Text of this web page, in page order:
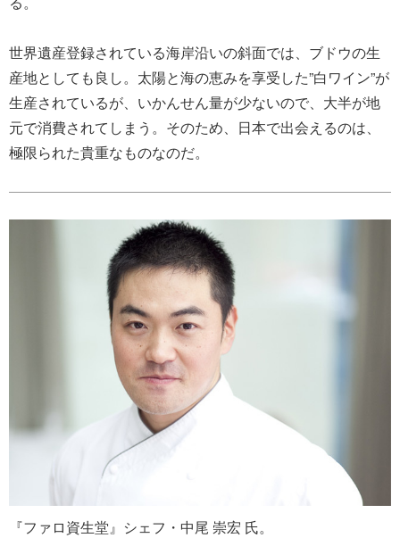
世界遺産登録されている海岸沿いの斜面では、ブドウの生
産地としても良し。太陽と海の恵みを享受した”白ワイン”が
生産されているが、いかんせん量が少ないので、大半が地
元で消費されてしまう。そのため、日本で出会えるのは、
極限られた貴重なものなのだ。
『ファロ資生堂』シェフ・中尾 崇宏 氏。